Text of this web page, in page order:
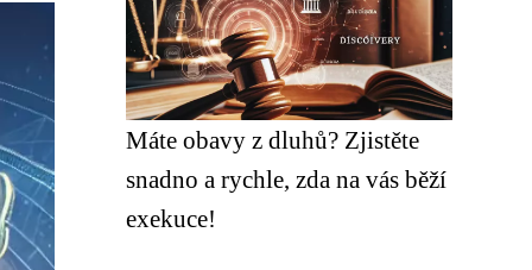
Máte obavy z dluhů? Zjistěte
snadno a rychle, zda na vás běží
exekuce!